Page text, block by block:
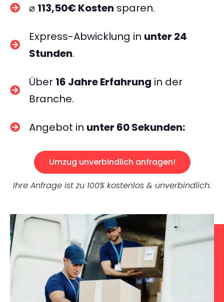
⌀ 113,50€ Kosten sparen.
Express-Abwicklung in unter 24
Stunden.
Über 16 Jahre Erfahrung in der
Branche.
Angebot in unter 60 Sekunden:
Umzug unverbindlich anfragen!
Ihre Anfrage ist zu 100% kostenlos & unverbindlich.